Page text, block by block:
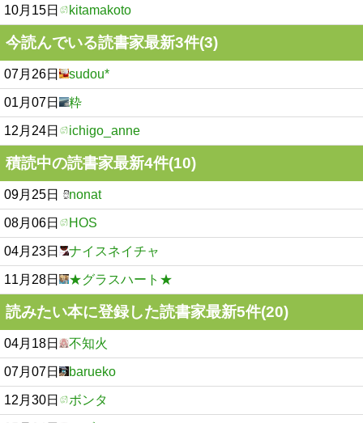
10月15日 kitamakoto
今読んでいる読書家最新3件(3)
07月26日 sudou*
01月07日 粋
12月24日 ichigo_anne
積読中の読書家最新4件(10)
09月25日 nonat
08月06日 HOS
04月23日 ナイスネイチャ
11月28日 ★グラスハート★
読みたい本に登録した読書家最新5件(20)
04月18日 不知火
07月07日 barueko
12月30日 ボンタ